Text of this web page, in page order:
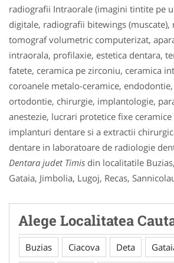
radiografii Intraorale (imagini tintite pe
digitale, radiografii bitewings (muscate),
tomograf volumetric computerizat,
intraorala, profilaxie, estetica dentara,
fatete, ceramica pe zirconiu, ceramica
coroanele metalo-ceramice,
ortodontie, chirurgie, implantologie,
anestezie, lucrari protetice fixe
implanturi dentare si a extractii
dentare in laboratoare de radiologie
Dentara judet Timis din localitatile
Gataia, Jimbolia, Lugoj, Recas,
Alege Localitatea
Buzias Ciacova Deta